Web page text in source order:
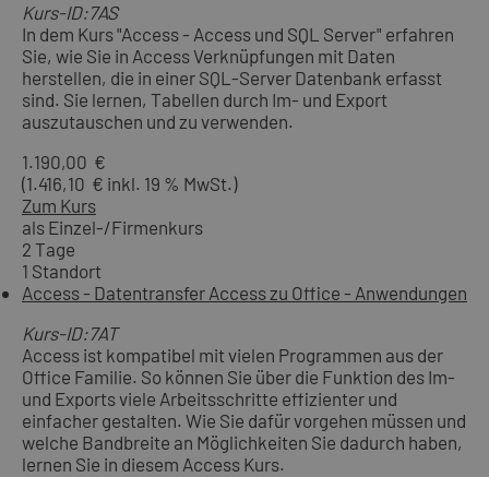
Kurs-ID:7AS
In dem Kurs "Access - Access und SQL Server" erfahren
Sie, wie Sie in Access Verknüpfungen mit Daten
herstellen, die in einer SQL-Server Datenbank erfasst
sind. Sie lernen, Tabellen durch Im- und Export
auszutauschen und zu verwenden.
1.190,00 €
(1.416,10 € inkl. 19 % MwSt.)
Zum Kurs
als Einzel-/Firmenkurs
2 Tage
1 Standort
Access - Datentransfer Access zu Office - Anwendungen
Kurs-ID:7AT
Access ist kompatibel mit vielen Programmen aus der
Office Familie. So können Sie über die Funktion des Im-
und Exports viele Arbeitsschritte effizienter und
einfacher gestalten. Wie Sie dafür vorgehen müssen und
welche Bandbreite an Möglichkeiten Sie dadurch haben,
lernen Sie in diesem Access Kurs.